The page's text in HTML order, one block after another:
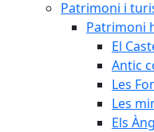
Patrimoni i
Patrimoni
El
Antic
Les
Les
Els